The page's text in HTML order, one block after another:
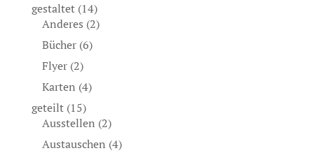
gestaltet(14)
Anderes (2)
Bücher(6)
Flyer(2)
Karten (4)
geteilt(15)
Ausstellen (2)
Austauschen (4)